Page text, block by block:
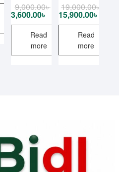
9,000.00৳Original
price
was:
9,000.00৳ .
3,600.00৳
Current
price
3,600.00৳ .
Read
more
19,000.00৳
15,900.00৳
Read
more